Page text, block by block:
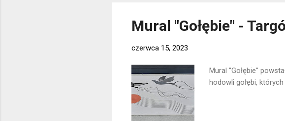
Mural "Gołębie" -
czerwca 15, 2023
Mural "Gołębie"
hodowli gołębi,